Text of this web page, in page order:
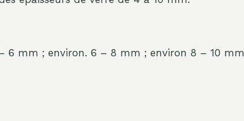
6 mm ; environ. 6 – 8 mm ; environ 8 – 10 mm